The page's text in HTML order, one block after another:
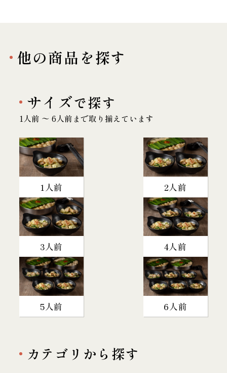
他の商品を探す
サイズで探す
1人前 〜 6人前まで取り揃えています
1人前 2人前
3人前 4人前
5人前 6人前
カテゴリから探す